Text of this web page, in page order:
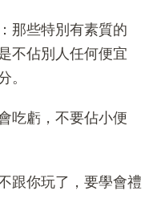
那些特別有素質的
不佔別人任何便宜
吃虧，不要佔小便
跟你玩了，要學會禮